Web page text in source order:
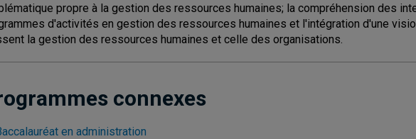
propre à la gestion des ressources humaines; la compréhension des
d'activités en gestion des ressources humaines et l'intégration d'une
la gestion des ressources humaines et celle des organisations.
connexes
en administration